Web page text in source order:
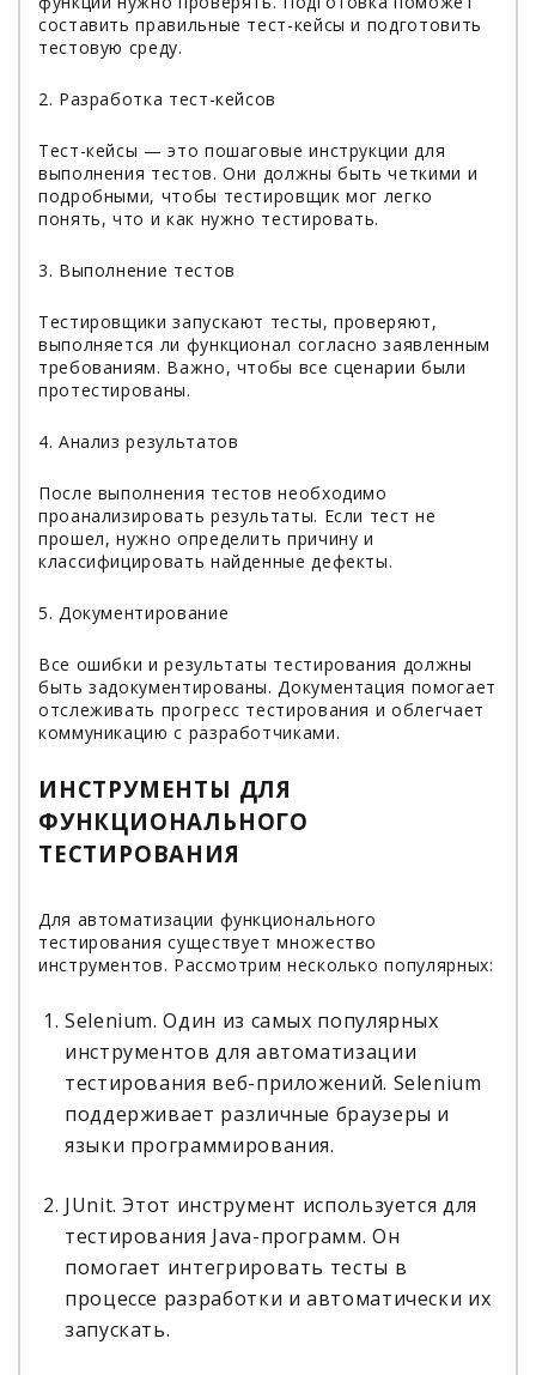
составить правильные тест-кейсы и подготовить
тестовую среду.
2. Разработка тест-кейсов
Тест-кейсы — это пошаговые инструкции для
выполнения тестов. Они должны быть четкими и
подробными, чтобы тестировщик мог легко
понять, что и как нужно тестировать.
3. Выполнение тестов
Тестировщики запускают тесты, проверяют,
выполняется ли функционал согласно заявленным
требованиям. Важно, чтобы все сценарии были
протестированы.
4. Анализ результатов
После выполнения тестов необходимо
проанализировать результаты. Если тест не
прошел, нужно определить причину и
классифицировать найденные дефекты.
5. Документирование
Все ошибки и результаты тестирования должны
быть задокументированы. Документация помогает
отслеживать прогресс тестирования и облегчает
коммуникацию с разработчиками.
ИНСТРУМЕНТЫ ДЛЯ
ФУНКЦИОНАЛЬНОГО
ТЕСТИРОВАНИЯ
Для автоматизации функционального
тестирования существует множество
инструментов. Рассмотрим несколько популярных:
Selenium. Один из самых популярных
инструментов для автоматизации
тестирования веб-приложений. Selenium
поддерживает различные браузеры и
языки программирования.
JUnit. Этот инструмент используется для
тестирования Java-программ. Он
помогает интегрировать тесты в
процессе разработки и автоматически их
запускать.